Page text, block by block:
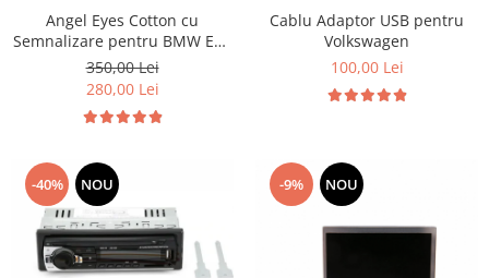
Angel Eyes Cotton cu
Semnalizare pentru BMW E46
Coupe
350,00 Lei
280,00 Lei
Cablu Adaptor USB pentru
Volkswagen
100,00 Lei
-40% NOU -9% NOU